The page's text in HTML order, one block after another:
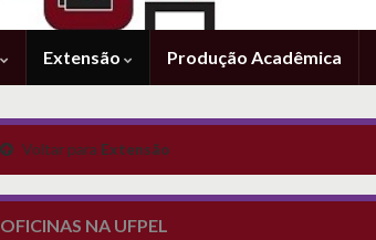
Extensão Produção Acadêmica
Voltar para Extensão
OFICINAS NA UFPEL